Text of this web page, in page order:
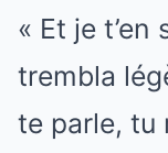
« Et je t’en
trembla
te parle, tu